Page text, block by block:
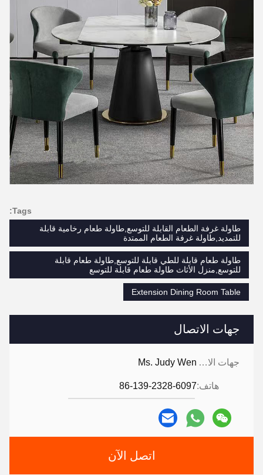
جهات الاتصال
جهات الاتصال: Ms. Judy Wen
هاتف:86-139-2328-6097
اتصل الآن
Tags:
طاولة غرفة الطعام القابلة للتوسع,طاولة طعام رخامية قابلة
للتمديد,طاولة غرفة الطعام الممتدة
طاولة طعام قابلة للطي قابلة للتوسع,طاولة طعام قابلة
للتوسع,منزل الأثاث طاولة طعام قابلة للتوسع
Extension Dining Room Table